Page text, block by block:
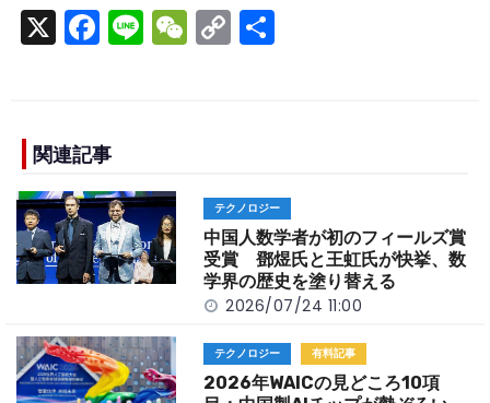
X F
a
e
b
o
o
k
Li
n
W
e
C
o
n
k
関連記事
テクノロジー
中国人数学者が初のフィールズ賞
受賞 鄧煜氏と王虹氏が快挙、数
学界の歴史を塗り替える
2026/07/24 11:00
テクノロジー 有料記事
2026年WAICの見どころ10項